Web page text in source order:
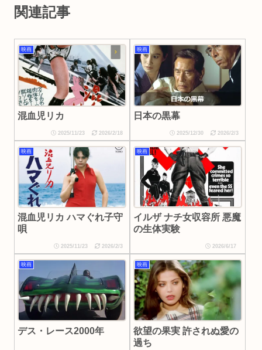
関連記事
映画
混血児リカ
2025/11/23 2026/2/18
映画
日本の黒幕
2025/12/30 2026/2/3
映画
混血児リカ ハマぐれ子守
唄
2025/11/23 2026/2/3
映画
イルザ ナチ女収容所 悪魔
の生体実験
2026/6/17
映画
デス・レース2000年
映画
欲望の果実 許されぬ愛の
過ち